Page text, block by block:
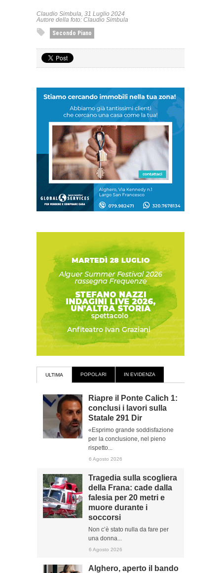
Claudio Simbula, 31 Luglio 2024
Autore della foto: Claudio Simbula
Secondo Piano
ULTIMA POPOLARI IN EVIDENZA
Riapre il Ponte Calich 1:
conclusi i lavori sulla
Statale 291 Dir
«Esprimo grande soddisfazione
per la conclusione, nel pieno
rispetto...
6 Agosto 2026
Tragedia sulla scogliera
della Frana: cade dalla
falesia per 20 metri e
muore durante i
soccorsi
Non c’è stato nulla da fare per
una donna...
6 Agosto 2026
Alghero, aperto il bando